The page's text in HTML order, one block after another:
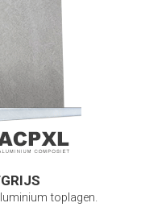
toplagen.